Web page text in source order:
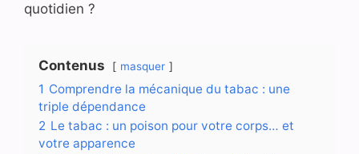
quotidien ?
Contenus masquer
1 Comprendre la mécanique du tabac : une
triple dépendance
2 Le tabac : un poison pour votre corps… et
votre apparence